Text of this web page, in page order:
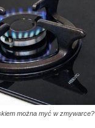
można myć w zmywarce?